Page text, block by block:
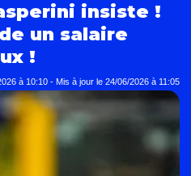
insiste !
un salaire
!
à 10:10 - Mis à jour le 24/06/2026 à 11:05